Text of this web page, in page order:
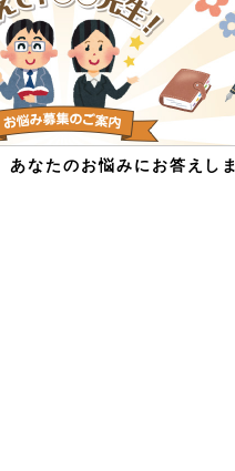
あなたのお悩みにお答えしま